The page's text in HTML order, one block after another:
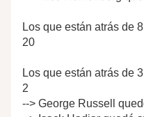
Los que están atrás de
20
Los que están atrás de
2
--> George Russell